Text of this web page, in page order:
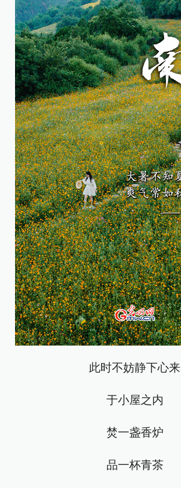
此时不妨静下心来
于小屋之内
焚一盏香炉
品一杯青茶